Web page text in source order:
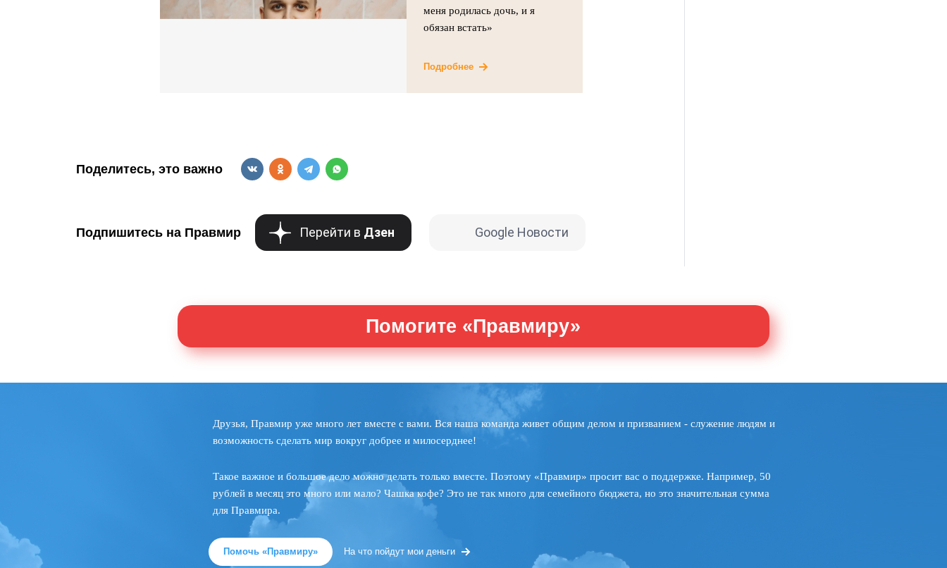
меня родилась дочь, и я
обязан встать»
Подробнее
Поделитесь, это важно
Подпишитесь на Правмир Перейти в Дзен Google Новости
Помогите «Правмиру»
Друзья, Правмир уже много лет вместе с вами. Вся наша команда живет общим делом и призванием - служение людям и
возможность сделать мир вокруг добрее и милосерднее!
Такое важное и большое дело можно делать только вместе. Поэтому «Правмир» просит вас о поддержке. Например, 50
рублей в месяц это много или мало? Чашка кофе? Это не так много для семейного бюджета, но это значительная сумма
для Правмира.
Помочь «Правмиру» На что пойдут мои деньги